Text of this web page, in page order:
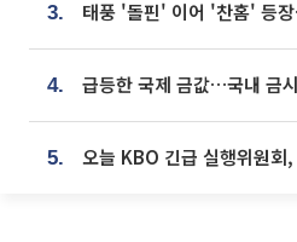
3.
4. 급등한 국제 금값…국내 금
5. 오늘 KBO 긴급 실행위원회